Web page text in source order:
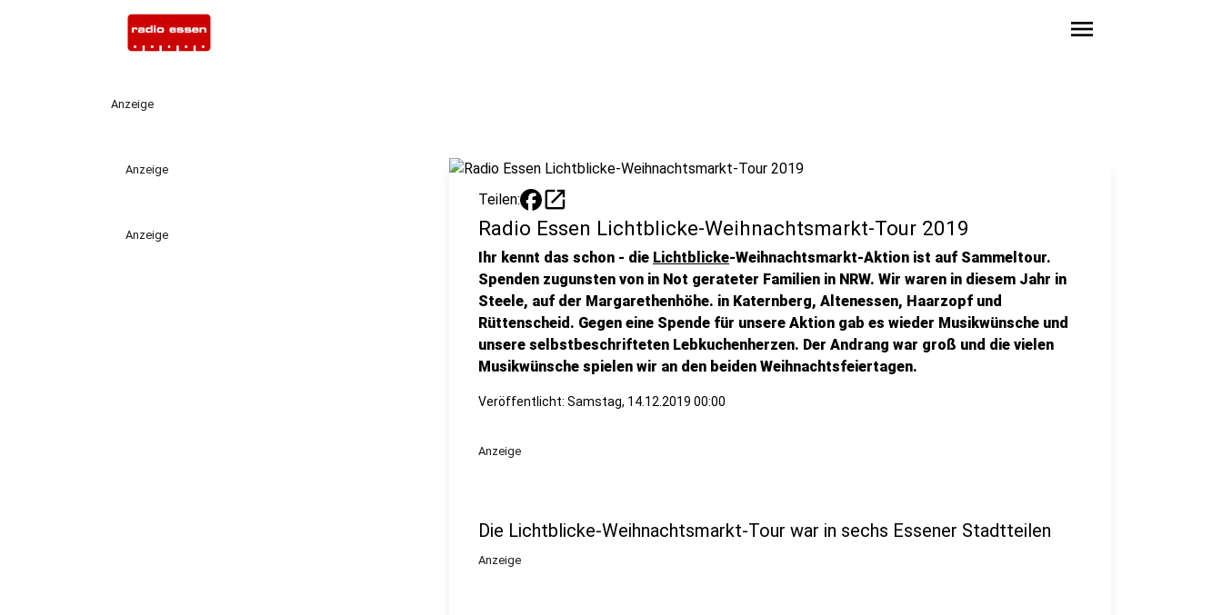
menu
Anzeige
Anzeige
Anzeige
Teilen: open_in_new
Radio Essen Lichtblicke-Weihnachtsmarkt-Tour 2019
Ihr kennt das schon - die Lichtblicke-Weihnachtsmarkt-Aktion ist auf Sammeltour.
Spenden zugunsten von in Not gerateter Familien in NRW. Wir waren in diesem Jahr in
Steele, auf der Margarethenhöhe. in Katernberg, Altenessen, Haarzopf und
Rüttenscheid. Gegen eine Spende für unsere Aktion gab es wieder Musikwünsche und
unsere selbstbeschrifteten Lebkuchenherzen. Der Andrang war groß und die vielen
Musikwünsche spielen wir an den beiden Weihnachtsfeiertagen.
Veröffentlicht: Samstag, 14.12.2019 00:00
Anzeige
Die Lichtblicke-Weihnachtsmarkt-Tour war in sechs Essener Stadtteilen
Anzeige